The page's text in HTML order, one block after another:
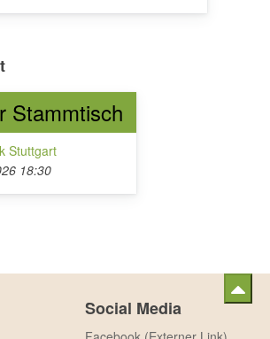
Stammtisch
Stuttgart
18:30
Social Media